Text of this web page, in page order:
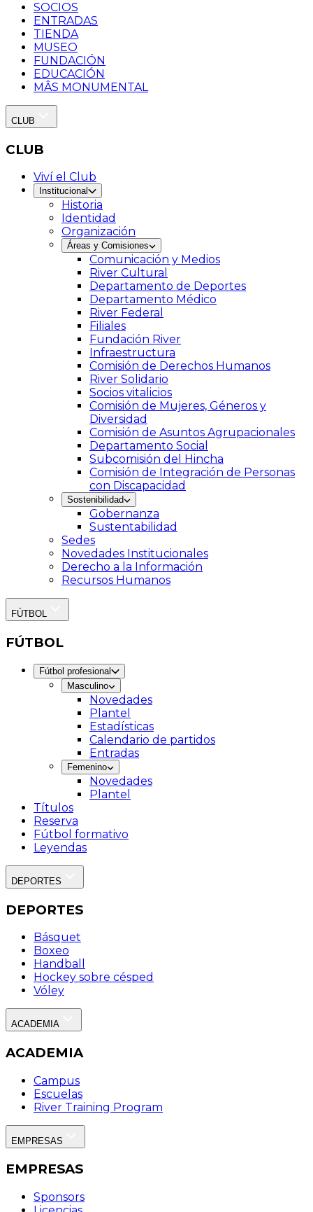
SOCIOS
ENTRADAS
TIENDA
MUSEO
FUNDACIÓN
EDUCACIÓN
MÂS MONUMENTAL
CLUB
CLUB
Viví el Club
Institucional
Historia
Identidad
Organización
Áreas y Comisiones
Comunicación y Medios
River Cultural
Departamento de Deportes
Departamento Médico
River Federal
Filiales
Fundación River
Infraestructura
Comisión de Derechos Humanos
River Solidario
Socios vitalicios
Comisión de Mujeres, Géneros y
Diversidad
Comisión de Asuntos Agrupacionales
Departamento Social
Subcomisión del Hincha
Comisión de Integración de Personas
con Discapacidad
Sostenibilidad
Gobernanza
Sustentabilidad
Sedes
Novedades Institucionales
Derecho a la Información
Recursos Humanos
FÚTBOL
FÚTBOL
Fútbol profesional
Masculino
Novedades
Plantel
Estadísticas
Calendario de partidos
Entradas
Femenino
Novedades
Plantel
Títulos
Reserva
Fútbol formativo
Leyendas
DEPORTES
DEPORTES
Básquet
Boxeo
Handball
Hockey sobre césped
Vóley
ACADEMIA
ACADEMIA
Campus
Escuelas
River Training Program
EMPRESAS
EMPRESAS
Sponsors